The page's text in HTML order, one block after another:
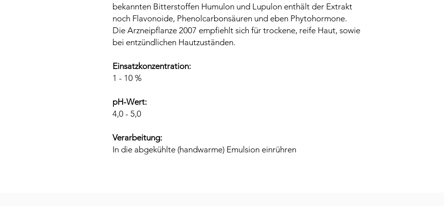
bekannten Bitterstoffen Humulon und Lupulon enthält der Extrakt
noch Flavonoide, Phenolcarbonsäuren und eben Phytohormone.
Die Arzneipflanze 2007 empfiehlt sich für trockene, reife Haut, sowie
bei entzündlichen Hautzuständen.
Einsatzkonzentration:
1 - 10 %
pH-Wert:
4,0 - 5,0
Verarbeitung:
In die abgekühlte (handwarme) Emulsion einrühren